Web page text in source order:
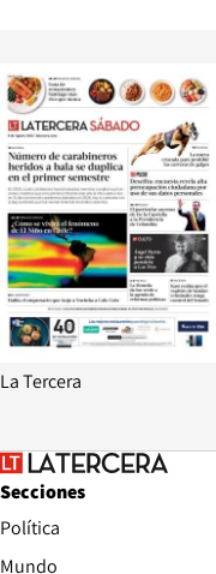
La Tercera
Secciones
Política
Mundo